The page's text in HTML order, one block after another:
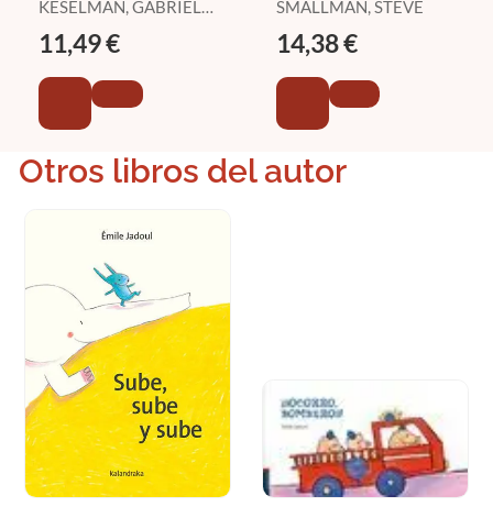
KESELMAN, GABRIELA
11,49 €
SMALLMAN, STEVE
14,38 €
Otros libros del autor